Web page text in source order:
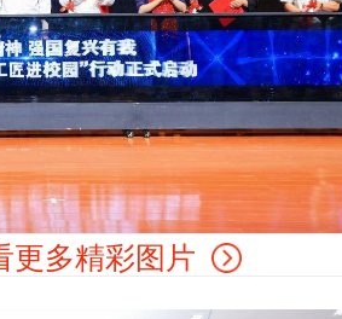
更多精彩图片